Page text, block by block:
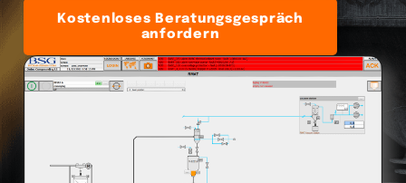
Kostenloses Beratungsgespräch
anfordern